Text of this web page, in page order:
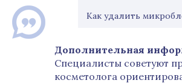
Как удалить
Дополнительная
Специалисты советуют
косметолога